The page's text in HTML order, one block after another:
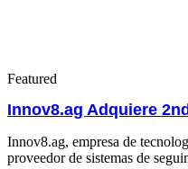
Featured
Innov8.ag Adquiere
Innov8.ag, empresa de
proveedor de sistemas de